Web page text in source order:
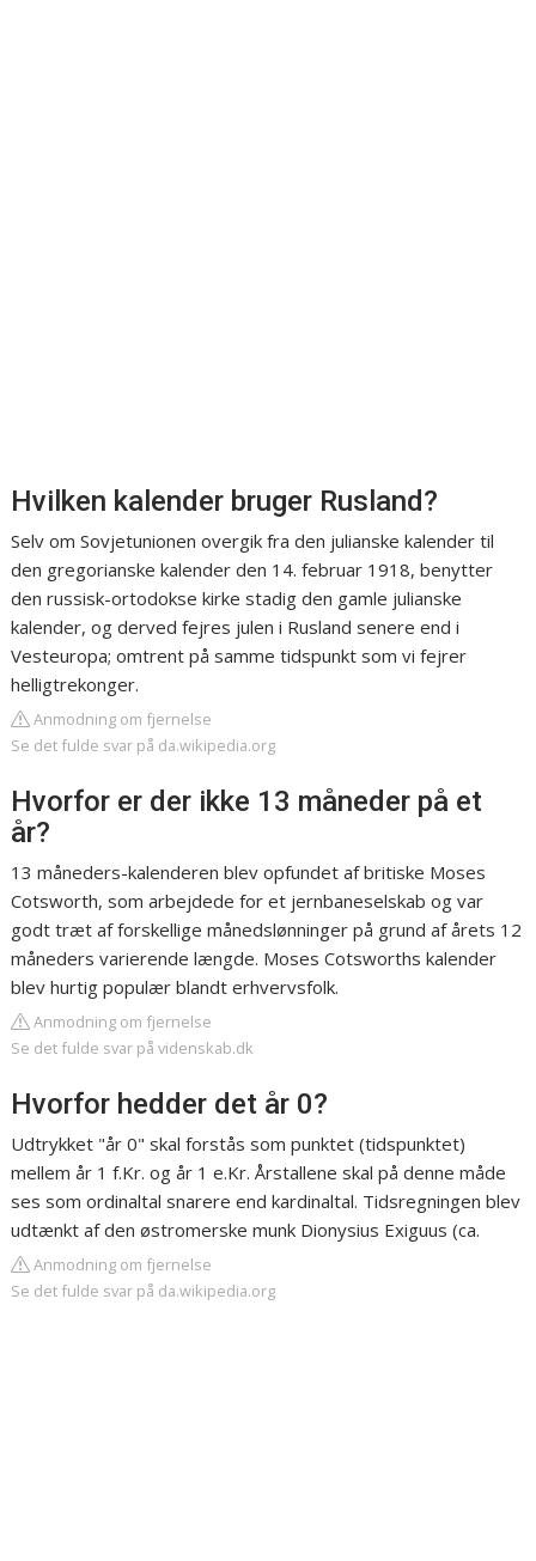
Hvilken kalender bruger Rusland?
Selv om Sovjetunionen overgik fra den julianske kalender til
den gregorianske kalender den 14. februar 1918, benytter
den russisk-ortodokse kirke stadig den gamle julianske
kalender, og derved fejres julen i Rusland senere end i
Vesteuropa; omtrent på samme tidspunkt som vi fejrer
helligtrekonger.
Anmodning om fjernelse
Se det fulde svar på da.wikipedia.org
Hvorfor er der ikke 13 måneder på et
år?
13 måneders-kalenderen blev opfundet af britiske Moses
Cotsworth, som arbejdede for et jernbaneselskab og var
godt træt af forskellige månedslønninger på grund af årets 12
måneders varierende længde. Moses Cotsworths kalender
blev hurtig populær blandt erhvervsfolk.
Anmodning om fjernelse
Se det fulde svar på videnskab.dk
Hvorfor hedder det år 0?
Udtrykket "år 0" skal forstås som punktet (tidspunktet)
mellem år 1 f.Kr. og år 1 e.Kr. Årstallene skal på denne måde
ses som ordinaltal snarere end kardinaltal. Tidsregningen blev
udtænkt af den østromerske munk Dionysius Exiguus (ca.
Anmodning om fjernelse
Se det fulde svar på da.wikipedia.org